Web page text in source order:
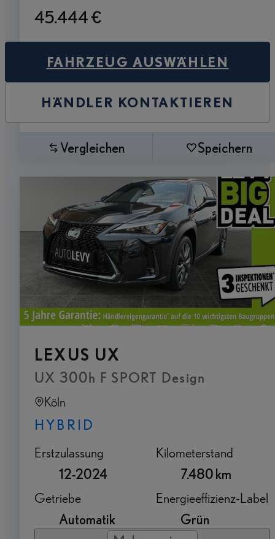
45.444 €
FAHRZEUG AUSWÄHLEN
HÄNDLER KONTAKTIEREN
Vergleichen Speichern
LEXUS UX
UX 300h F SPORT Design
Köln
HYBRID
Erstzulassung
12-2024
Kilometerstand
7.480 km
Getriebe
Automatik
Energieeffizienz-Label
Grün